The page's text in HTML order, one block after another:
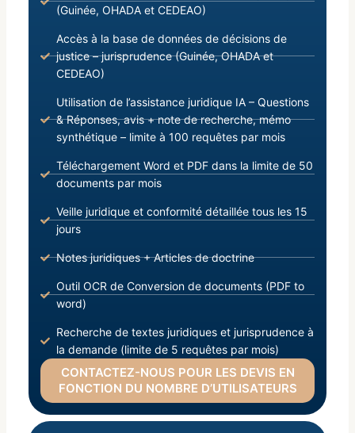
(Guinée, OHADA et CEDEAO)
Accès à la base de données de décisions de
justice – jurisprudence (Guinée, OHADA et
CEDEAO)
Utilisation de l’assistance juridique IA – Questions
& Réponses, avis + note de recherche, mémo
synthétique – limite à 100 requêtes par mois
Téléchargement Word et PDF dans la limite de 50
documents par mois
Veille juridique et conformité détaillée tous les 15
jours
Notes juridiques + Articles de doctrine
Outil OCR de Conversion de documents (PDF to
word)
Recherche de textes juridiques et jurisprudence à
la demande (limite de 5 requêtes par mois)
CONTACTEZ-NOUS POUR LES DEVIS EN
FONCTION DU NOMBRE D’UTILISATEURS